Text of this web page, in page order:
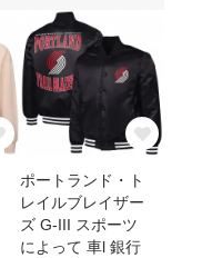
ポートランド・ト
レイルブレイザー
ズ G-III スポーツ
によって 車l 銀行